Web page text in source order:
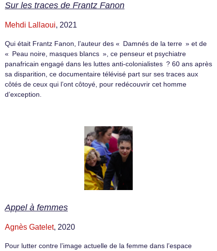
Sur les traces de Frantz Fanon
Mehdi Lallaoui, 2021
Qui était Frantz Fanon, l’auteur des « Damnés de la terre » et de
« Peau noire, masques blancs », ce penseur et psychiatre
panafricain engagé dans les luttes anti-colonialistes ? 60 ans après
sa disparition, ce documentaire télévisé part sur ses traces aux
côtés de ceux qui l’ont côtoyé, pour redécouvrir cet homme
d’exception.
Appel à femmes
Agnès Gatelet, 2020
Pour lutter contre l’image actuelle de la femme dans l’espace